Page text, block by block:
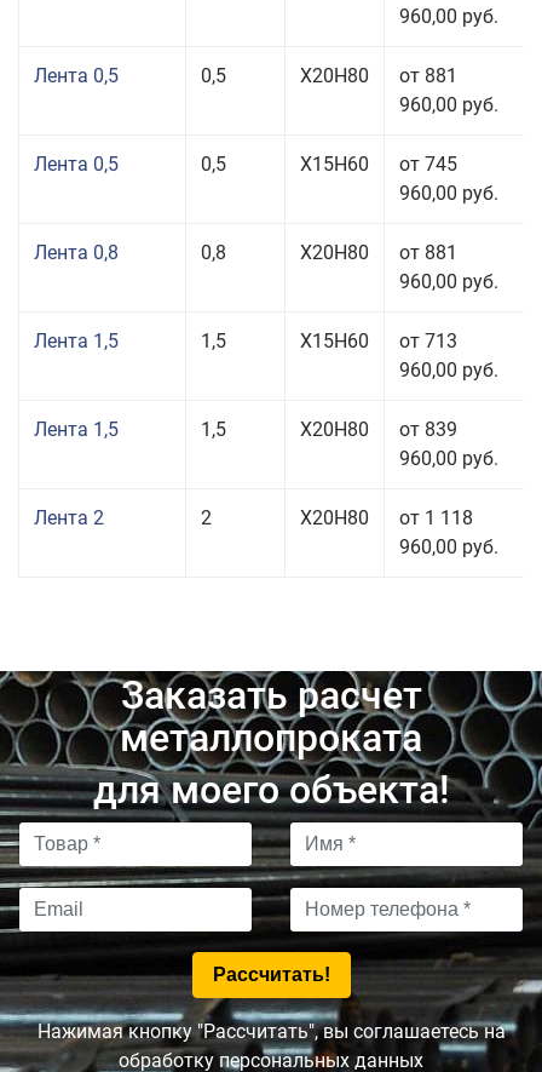
960,00 руб.
Лента 0,5 0,5 Х20Н80
от 881
960,00 руб.
Лента 0,5 0,5 Х15Н60
от 745
960,00 руб.
Лента 0,8 0,8 Х20Н80
от 881
960,00 руб.
Лента 1,5 1,5 Х15Н60
от 713
960,00 руб.
Лента 1,5 1,5 Х20Н80
от 839
960,00 руб.
Лента 2 2 Х20Н80
от 1 118
960,00 руб.
Заказать расчет
металлопроката
для моего объекта!
Нажимая кнопку "Рассчитать", вы соглашаетесь на
обработку персональных данных